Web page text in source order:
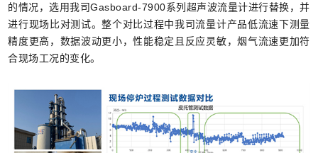
的情况，选用我司Gasboard-7900系列超声波流量计进行替换，并
进行现场比对测试。整个对比过程中我司流量计产品低流速下测量
精度更高，数据波动更小，性能稳定且反应灵敏，烟气流速更加符
合现场工况的变化。